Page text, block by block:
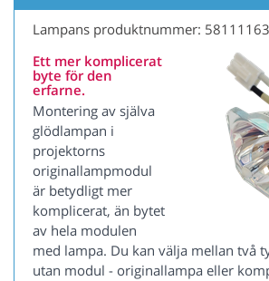
Lampans produktnummer:
Ett mer komplicerat
byte för den
erfarne.
Montering av själva
glödlampan i
projektorns
originallampmodul
är betydligt mer
komplicerat, än bytet
av hela modulen
med lampa. Du kan välja mellan två
utan modul - originallampa eller